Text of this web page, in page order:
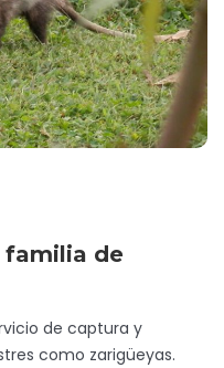
familia de
de captura y
como zarigüeyas.